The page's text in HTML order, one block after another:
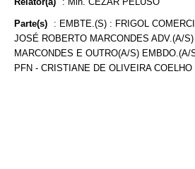
Parte(s) : EMBTE.(S) : FRIGOL
JOSÉ ROBERTO MARCONDES ADV.(A/
MARCONDES E OUTRO(A/S) EMBDO.(A/
PFN - CRISTIANE DE OLIVEIRA COELHO